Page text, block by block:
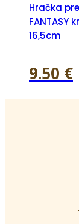
Hračka
FANTASY
16,5cm
9.50 €